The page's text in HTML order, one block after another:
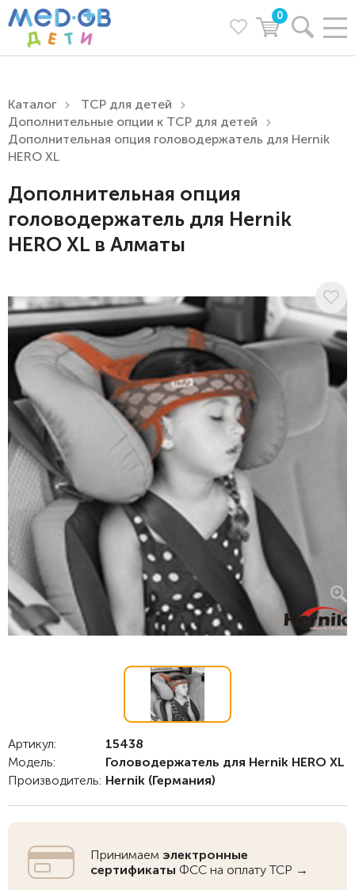
0
Каталог
ТСР для детей
Дополнительные опции к ТСР для детей
Дополнительная опция головодержатель для Hernik
HERO XL
Дополнительная опция
головодержатель для Hernik
HERO XL в Алматы
Артикул:
15438
Модель:
Головодержатель для Hernik HERO XL
Производитель: Hernik (Германия)
Принимаем электронные
сертификаты ФСС на оплату ТСР →